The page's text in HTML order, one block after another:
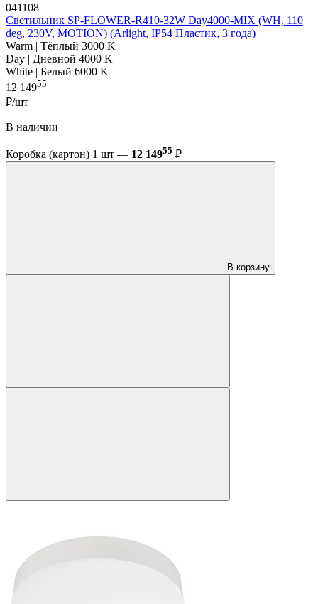
041108
Светильник SP-FLOWER-R410-32W Day4000-MIX (WH, 110
deg, 230V, MOTION) (Arlight, IP54 Пластик, 3 года)
Warm | Тёплый 3000 K
Day | Дневной 4000 K
White | Белый 6000 K
12 14955
₽/шт
В наличии
Коробка (картон) 1 шт — 12 14955 ₽
В корзину